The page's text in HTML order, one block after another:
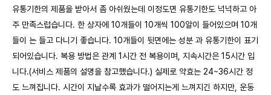
유통기한의 제품을 받아서 좀 아쉬웠는데 이정도면 유통기한도 넉넉하고 아
주 만족스럽습니다. 한 상자에 10개들이 10개씩 100알이 들어있으며 10개
들이 는 들고 다니기 좋습니다. 10개들이 뒷면에는 성분 과 유통기한이 표기
되어있습니다. 복용 방법은 관계 1시간 전 복용이며, 지속시간은 15시간 입
니다.(서비스 제품의 설명을 참고했습니다.) 실제로 약효는 24~36시간 정
도 느껴집니다. 시간이 지날수록 효과가 떨어지는게 느껴지긴 하지만, 운동